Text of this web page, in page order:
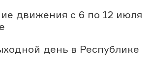
движения с 6 по 12 июля
день в Республике